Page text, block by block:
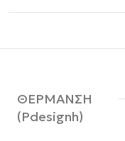
ΘΕΡΜΑΝΣΗ
(Pdesignh)